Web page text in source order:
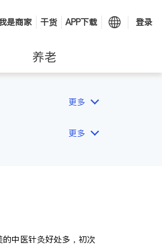
是商家 干货 APP下载 登录
养老
更多
更多
的中医针灸好处多，初次